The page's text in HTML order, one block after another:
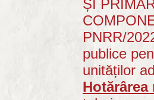
ȘI
PNRR/
publice
unităților
Hotărârea